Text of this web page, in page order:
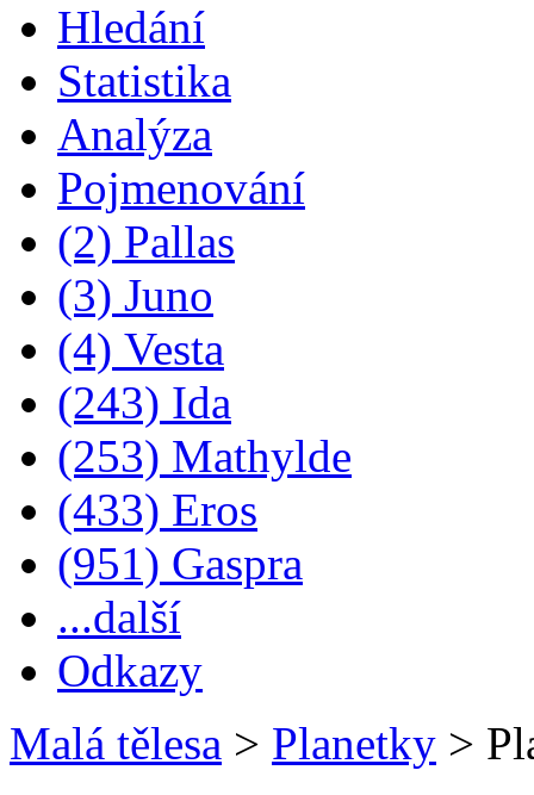
Hledání
Statistika
Analýza
Pojmenování
(2) Pallas
(3) Juno
(4) Vesta
(243) Ida
(253) Mathylde
(433) Eros
(951) Gaspra
...další
Odkazy
Malá tělesa > Planetky >